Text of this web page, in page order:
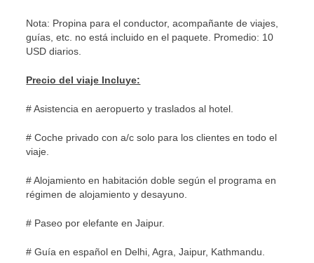
Nota: Propina para el conductor, acompañante de viajes,
guías, etc. no está incluido en el paquete. Promedio: 10
USD diarios.
Precio del viaje Incluye:
# Asistencia en aeropuerto y traslados al hotel.
# Coche privado con a/c solo para los clientes en todo el
viaje.
# Alojamiento en habitación doble según el programa en
régimen de alojamiento y desayuno.
# Paseo por elefante en Jaipur.
# Guía en español en Delhi, Agra, Jaipur, Kathmandu.